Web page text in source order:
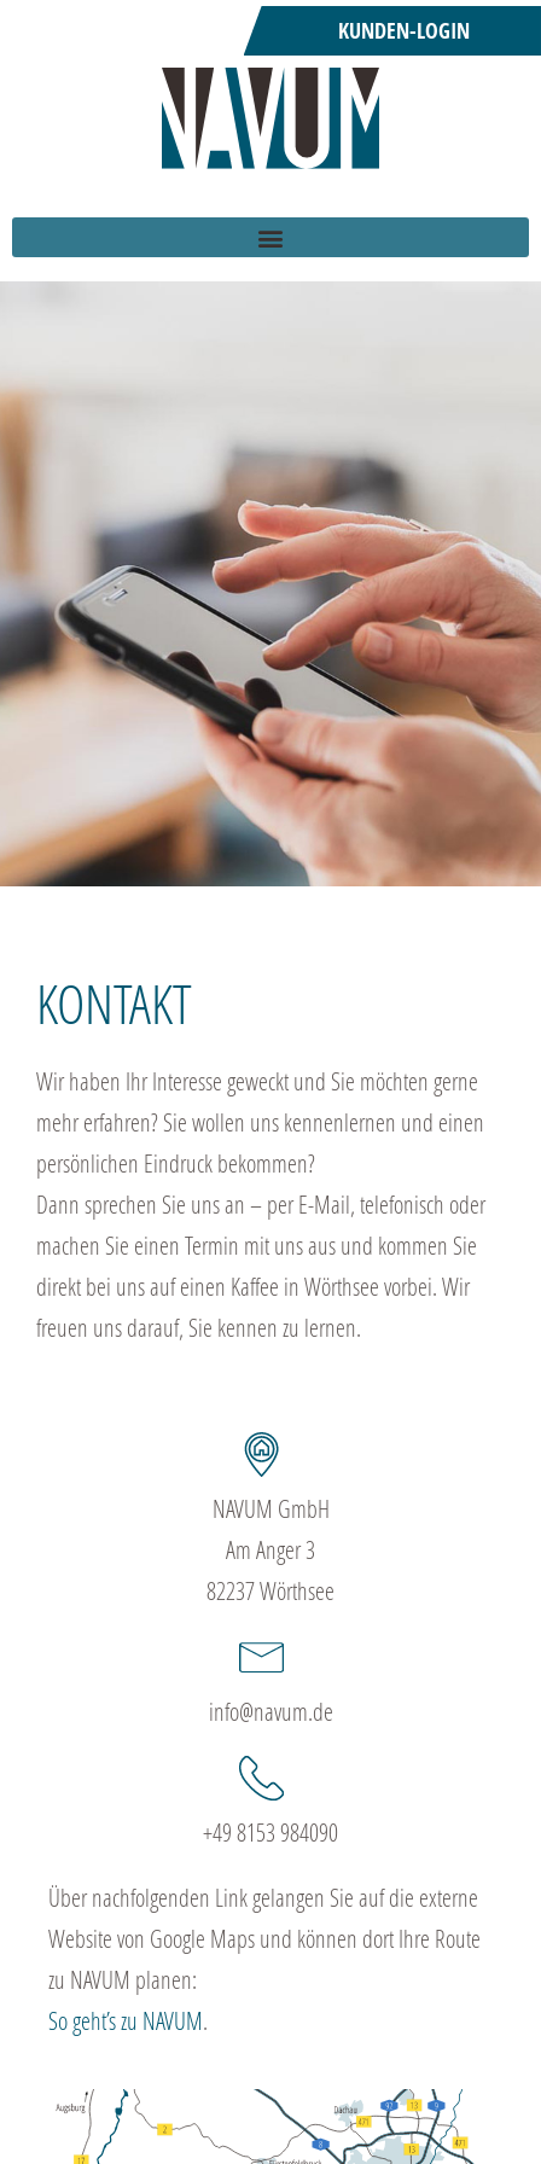
KUNDEN-LOGIN
KONTAKT
Wir haben Ihr Interesse geweckt und Sie möchten gerne
mehr erfahren? Sie wollen uns kennenlernen und einen
persönlichen Eindruck bekommen?
Dann sprechen Sie uns an – per E-Mail, telefonisch oder
machen Sie einen Termin mit uns aus und kommen Sie
direkt bei uns auf einen Kaffee in Wörthsee vorbei. Wir
freuen uns darauf, Sie kennen zu lernen.
NAVUM GmbH
Am Anger 3
82237 Wörthsee
info@navum.de
+49 8153 984090
Über nachfolgenden Link gelangen Sie auf die externe
Website von Google Maps und können dort Ihre Route
zu NAVUM planen:
So geht’s zu NAVUM.